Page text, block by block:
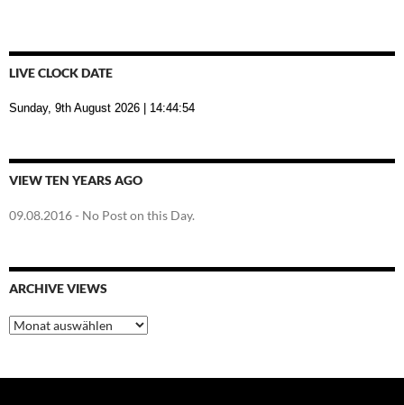
LIVE CLOCK DATE
Sunday, 9th August 2026 | 14:44:55
VIEW TEN YEARS AGO
09.08.2016- No Post on this Day.
ARCHIVE VIEWS
Archive
Views